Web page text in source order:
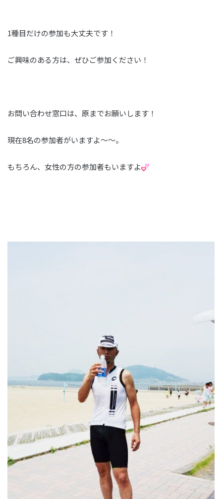
1種目だけの参加も大丈夫です！
ご興味のある方は、ぜひご参加ください！
お問い合わせ窓口は、原までお願いします！
現在8名の参加者がいますよ～～。
もちろん、女性の方の参加者もいますよ